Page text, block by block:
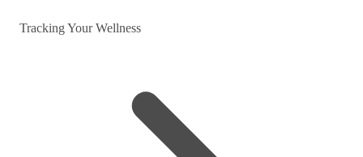
Tracking Your Wellness